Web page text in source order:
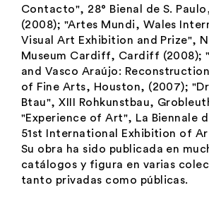
Contacto", 28° Bienal de S.
(2008); "Artes Mundi, Wales
Visual Art Exhibition and Prize",
Museum Cardiff, Cardiff (2008); "
and Vasco Araújo:
of Fine Arts, Houston, (2007); "
Btau", XIII Rohkunstbau,
"Experience of Art", La Biennale
51st International Exhibition of
Su obra ha sido publicada en
catálogos y figura en varias
tanto privadas como públicas.